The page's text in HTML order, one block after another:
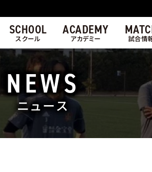
SCHOOL
スクール
ACADEMY
アカデミー 試合情
NEWS
ニュース